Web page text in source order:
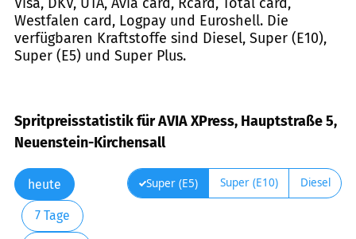
Westfalen card, Logpay und Euroshell. Die
verfügbaren Kraftstoffe sind Diesel, Super (E10),
Super (E5) und Super Plus.
Spritpreisstatistik für AVIA XPress, Hauptstraße 5,
Neuenstein-Kirchensall
heute
7 Tage
Super (E5) Super (E10) Diesel